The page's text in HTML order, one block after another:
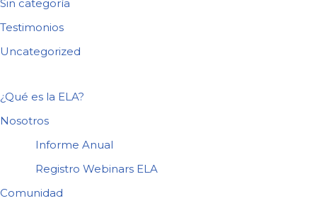
Sin categoría
Testimonios
Uncategorized
¿Qué es la ELA?
Nosotros
Informe Anual
Registro Webinars ELA
Comunidad